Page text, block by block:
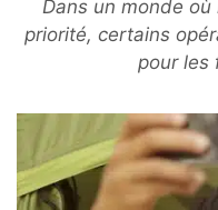
Dans un monde
priorité, certains
pour les